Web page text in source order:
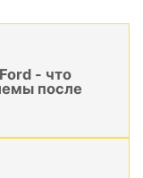
- что
после